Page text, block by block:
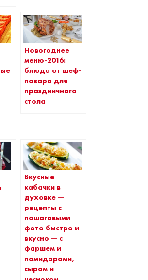
Новогоднее
меню-2016:
блюда от шеф-
повара для
праздничного
стола
Вкусные
кабачки в
духовке —
рецепты c
пошаговыми
фото быстро и
вкусно — с
фаршем и
помидорами,
сыром и